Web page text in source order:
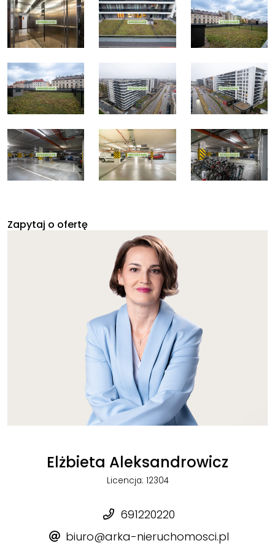
Zapytaj o ofertę
Elżbieta Aleksandrowicz
Licencja: 12304
691220220
biuro@arka-nieruchomosci.pl